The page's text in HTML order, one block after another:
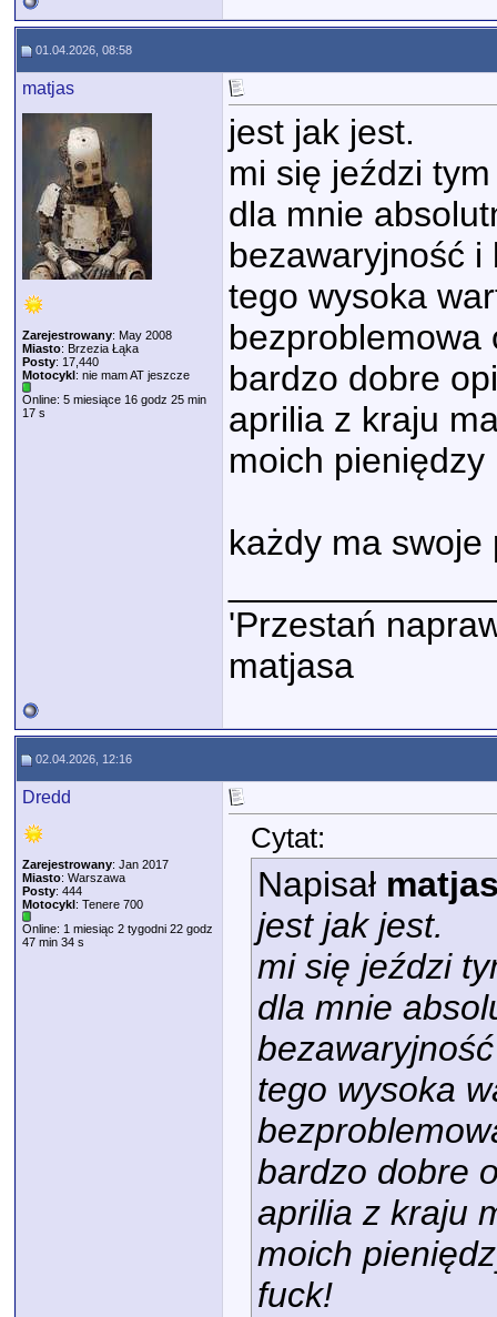
01.04.2026, 08:58
matjas
Zarejestrowany: May 2008
Miasto: Brzezia Łąka
Posty: 17,440
Motocykl: nie mam AT jeszcze
Online: 5 miesiące 16 godz 25 min
17 s
jest jak jest.
mi się jeździ
dla mnie
bezawaryjność
tego wysoka
bezproblemowa
bardzo dobre
aprilia z kraju
moich
każdy ma swoje
'Przestań
matjasa
02.04.2026, 12:16
Dredd
Zarejestrowany: Jan 2017
Miasto: Warszawa
Posty: 444
Motocykl: Tenere 700
Online: 1 miesiąc 2 tygodni 22 godz
47 min 34 s
Cytat:
Napisał
jest jak jest.
mi się jeździ
dla mnie
tego wysoka
bardzo dobre
aprilia z kraju
moich
fuck!